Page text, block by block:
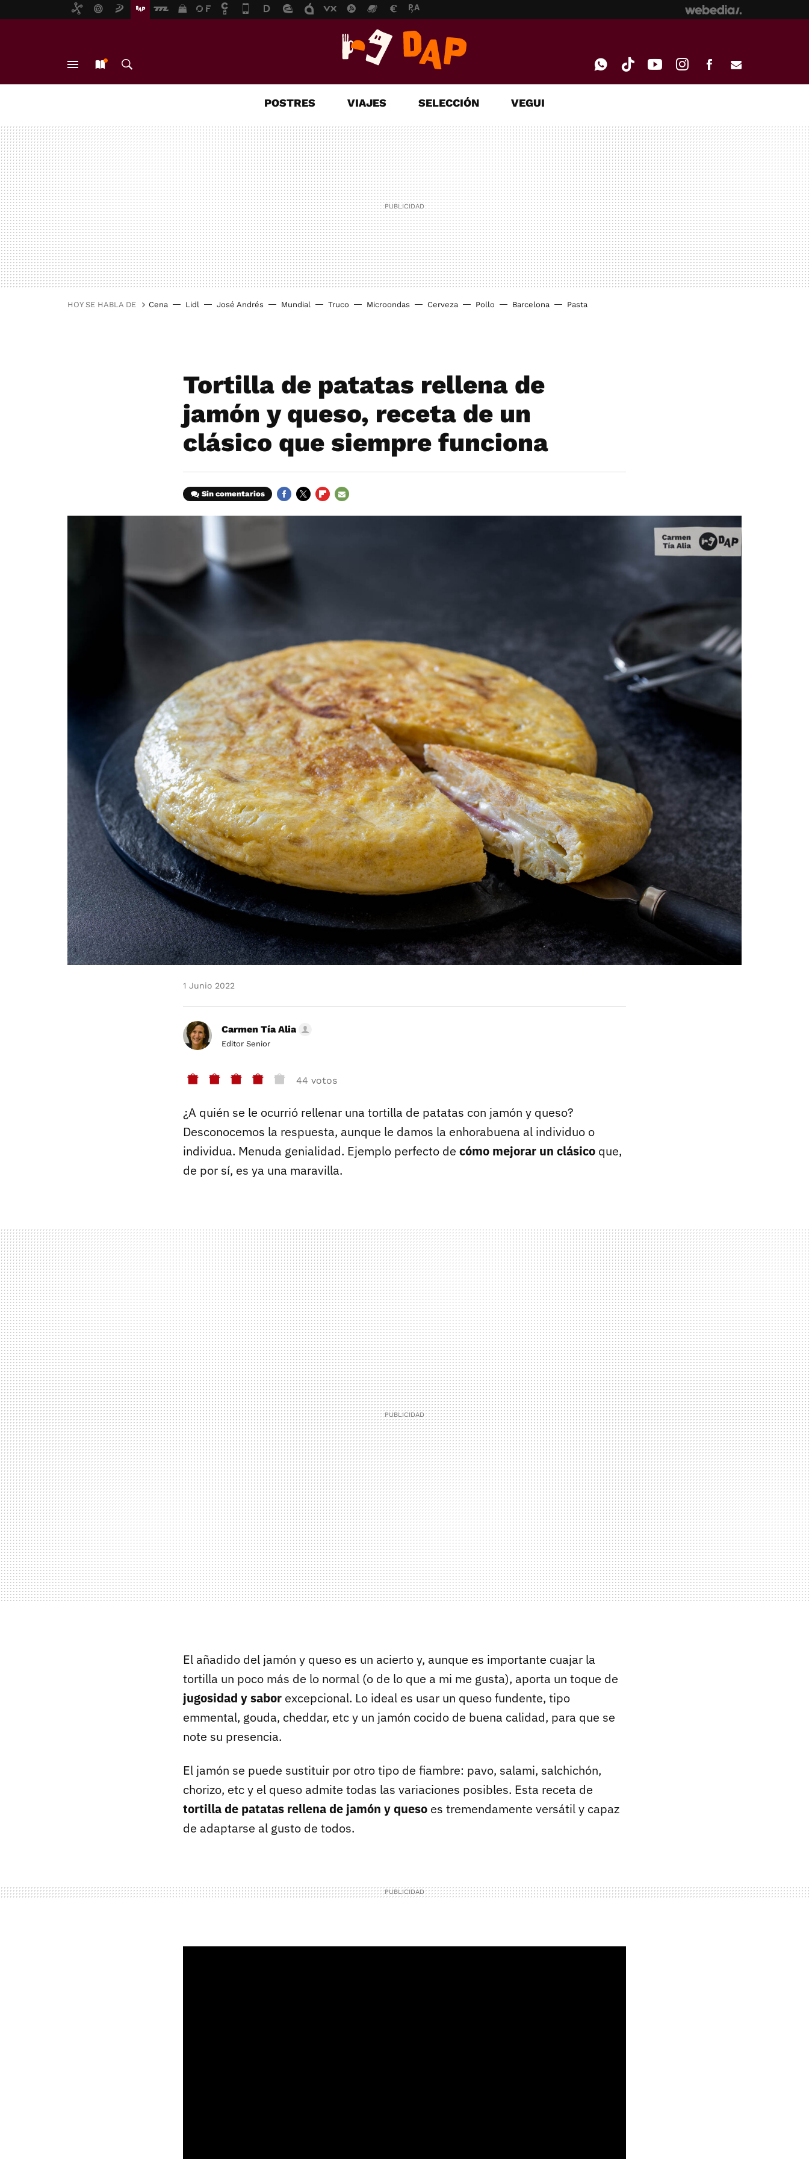
MAIL
POSTRES VIAJES SELECCIÓN VEGUI
HOY SE HABLA DE Cena Lidl José Andrés Mundial Truco Microondas Cerveza Pollo Barcelona Pasta
Tortilla de patatas rellena de
jamón y queso, receta de un
clásico que siempre funciona
Sin comentarios
1 Junio 2022
Carmen Tía Alia
Editor Senior
44 votos
¿A quién se le ocurrió rellenar una tortilla de patatas con jamón y queso?
Desconocemos la respuesta, aunque le damos la enhorabuena al individuo o
individua. Menuda genialidad. Ejemplo perfecto de cómo mejorar un clásico que,
de por sí, es ya una maravilla.
El añadido del jamón y queso es un acierto y, aunque es importante cuajar la
tortilla un poco más de lo normal (o de lo que a mi me gusta), aporta un toque de
jugosidad y sabor excepcional. Lo ideal es usar un queso fundente, tipo
emmental, gouda, cheddar, etc y un jamón cocido de buena calidad, para que se
note su presencia.
El jamón se puede sustituir por otro tipo de fiambre: pavo, salami, salchichón,
chorizo, etc y el queso admite todas las variaciones posibles. Esta receta de
tortilla de patatas rellena de jamón y queso es tremendamente versátil y capaz
de adaptarse al gusto de todos.